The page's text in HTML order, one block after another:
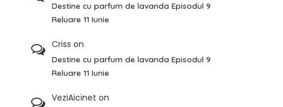
Destine cu parfum de lavanda Episodul 9
Reluare 11 Iunie
Criss on
Destine cu parfum de lavanda Episodul 9
Reluare 11 Iunie
VeziAicinet on